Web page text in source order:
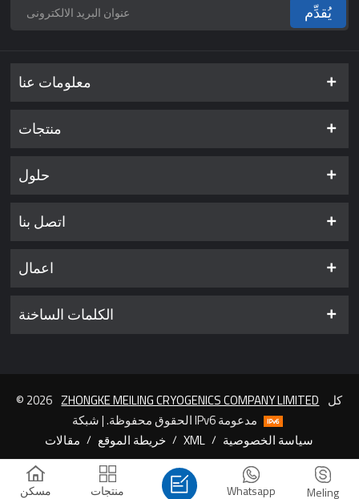
يُقدِّم
معلومات عنا
منتجات
حلول
اتصل بنا
اعمال
الكلمات الساخنة
© 2026 ZHONGKE MEILING CRYOGENICS COMPANY LIMITED
مقالات / خريطة الموقع / XML / سياسة الخصوصية
مسكن منتجات Meling
Whatsapp